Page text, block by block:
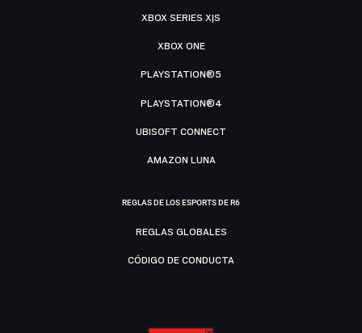
XBOX SERIES X|S
XBOX ONE
PLAYSTATION®5
PLAYSTATION®4
UBISOFT CONNECT
AMAZON LUNA
REGLAS DE LOS ESPORTS DE R6
REGLAS GLOBALES
CÓDIGO DE CONDUCTA